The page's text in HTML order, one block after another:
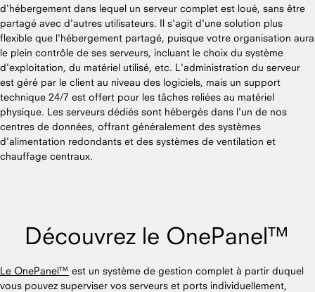
d'hébergement dans lequel un serveur complet est loué, sans être
partagé avec d'autres utilisateurs. Il s'agit d'une solution plus
flexible que l'hébergement partagé, puisque votre organisation aura
le plein contrôle de ses serveurs, incluant le choix du système
d'exploitation, du matériel utilisé, etc. L'administration du serveur
est géré par le client au niveau des logiciels, mais un support
technique 24/7 est offert pour les tâches reliées au matériel
physique. Les serveurs dédiés sont hébergés dans l'un de nos
centres de données, offrant généralement des systèmes
d'alimentation redondants et des systèmes de ventilation et
chauffage centraux.
Découvrez le OnePanel™
Le OnePanel™ est un système de gestion complet à partir duquel
vous pouvez superviser vos serveurs et ports individuellement,